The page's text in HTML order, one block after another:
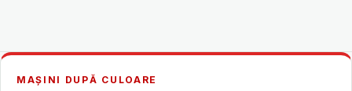
MAȘINI DUPĂ CULOARE